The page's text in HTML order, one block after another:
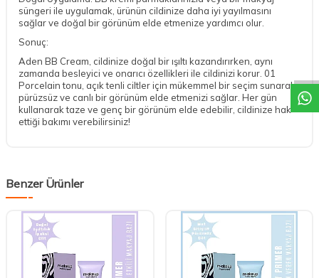
süngeri ile uygulamak, ürünün cildinize daha iyi yayılmasını
sağlar ve doğal bir görünüm elde etmenize yardımcı olur.
Sonuç:
Aden BB Cream, cildinize doğal bir ışıltı kazandırırken, aynı
zamanda besleyici ve onarıcı özellikleri ile cildinizi korur. 01
Porcelain tonu, açık tenli ciltler için mükemmel bir seçim sunarak,
pürüzsüz ve canlı bir görünüm elde etmenizi sağlar. Her gün
kullanarak taze ve genç bir görünüm elde edebilir, cildinize hak
ettiği bakımı verebilirsiniz!
Benzer Ürünler